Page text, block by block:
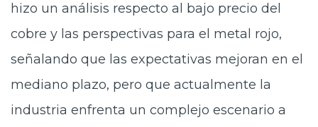
hizo un análisis respecto al bajo precio del
cobre y las perspectivas para el metal rojo,
señalando que las expectativas mejoran en el
mediano plazo, pero que actualmente la
industria enfrenta un complejo escenario a